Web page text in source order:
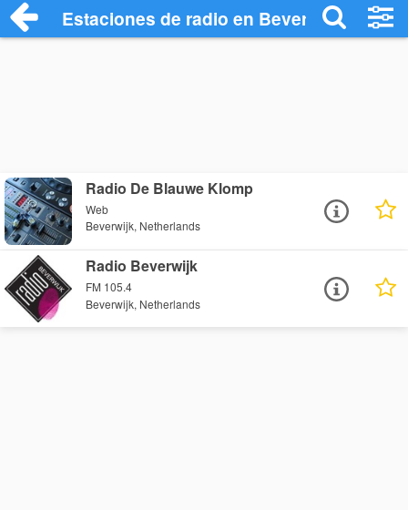
Estaciones de radio en Beverwijk -
Radio De Blauwe Klomp
Web
Beverwijk, Netherlands
Radio Beverwijk
FM 105.4
Beverwijk, Netherlands